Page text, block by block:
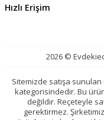
Hızlı Erişim
2026 ©
Sitemizde satışa
kategorisindedir. Bu
değildir. Reçeteyle
gerektirmez.